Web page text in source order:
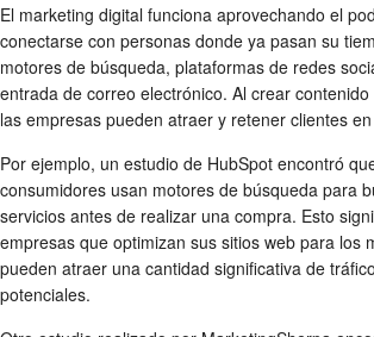
El marketing digital funciona aprovechando el
conectarse con personas donde ya pasan su
motores de búsqueda, plataformas de redes
entrada de correo electrónico. Al crear
las empresas pueden atraer y retener clientes
Por ejemplo, un estudio de HubSpot encontró
consumidores usan motores de búsqueda para
servicios antes de realizar una compra. Esto
empresas que optimizan sus sitios web para los
pueden atraer una cantidad significativa de
potenciales.